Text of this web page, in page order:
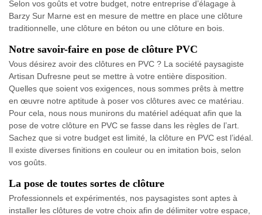
Selon vos goûts et votre budget, notre entreprise d’élagage à
Barzy Sur Marne est en mesure de mettre en place une clôture
traditionnelle, une clôture en béton ou une clôture en bois.
Notre savoir-faire en pose de clôture PVC
Vous désirez avoir des clôtures en PVC ? La société paysagiste
Artisan Dufresne peut se mettre à votre entière disposition.
Quelles que soient vos exigences, nous sommes prêts à mettre
en œuvre notre aptitude à poser vos clôtures avec ce matériau.
Pour cela, nous nous munirons du matériel adéquat afin que la
pose de votre clôture en PVC se fasse dans les règles de l’art.
Sachez que si votre budget est limité, la clôture en PVC est l’idéal.
Il existe diverses finitions en couleur ou en imitation bois, selon
vos goûts.
La pose de toutes sortes de clôture
Professionnels et expérimentés, nos paysagistes sont aptes à
installer les clôtures de votre choix afin de délimiter votre espace,